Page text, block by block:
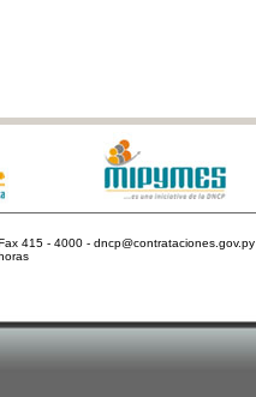
415 - 4000 - dncp@contrataciones.gov.py